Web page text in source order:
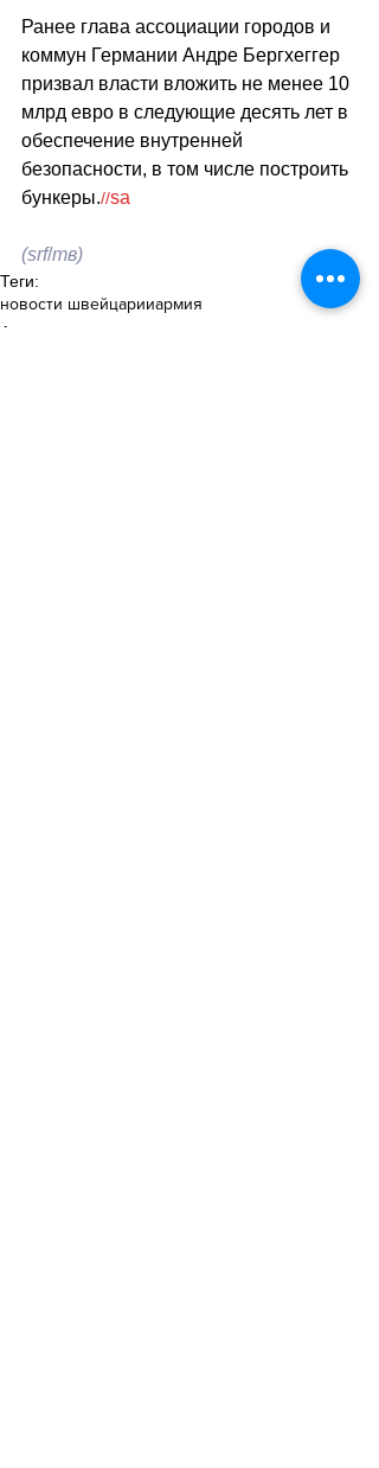
Ранее глава ассоциации городов и
коммун Германии Андре Бергхеггер
призвал власти вложить не менее 10
млрд евро в следующие десять лет в
обеспечение внутренней
безопасности, в том числе построить
бункеры.//sa
(srf/тв)
Теги:
новости швейцарииармия
Армия